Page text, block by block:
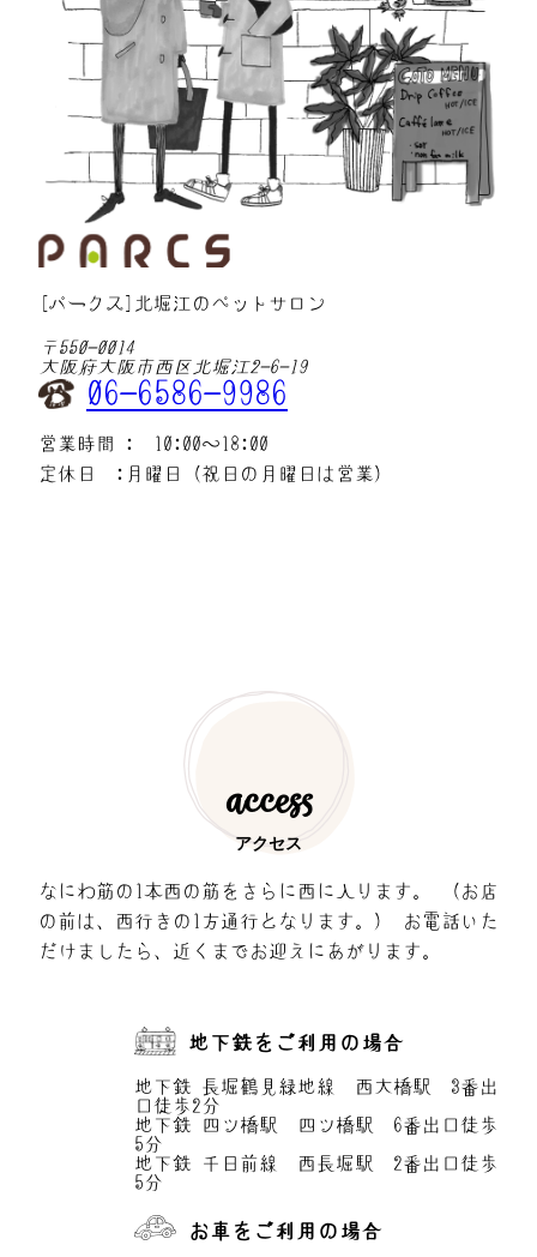
[パークス]北堀江のペットサロン
〒550-0014
大阪府大阪市西区北堀江2-6-19
06-6586-9986
営業時間 : 10:00〜18:00
定休日 :月曜日（祝日の月曜日は営業）
access
アクセス
なにわ筋の1本西の筋をさらに西に入ります。
（お店
の前は、西行きの1方通行となります。）
お電話いた
だけましたら、近くまでお迎えにあがります。
地下鉄をご利用の場合
地下鉄 長堀鶴見緑地線 西大橋駅 3番出
口徒歩2分
地下鉄 四ツ橋駅 四ツ橋駅 6番出口徒歩
5分
地下鉄 千日前線 西長堀駅 2番出口徒歩
5分
お車をご利用の場合